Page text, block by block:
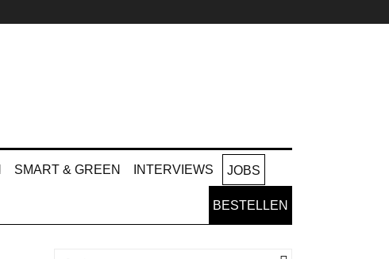
SMART & GREEN INTERVIEWS JOBS
BESTELLEN